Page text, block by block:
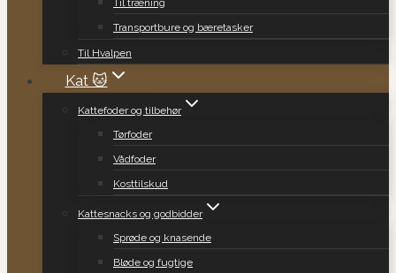
Til træning
Transportbure og bæretasker
Til Hvalpen
Kat 🐱
Kattefoder og tilbehør
Tørfoder
Vådfoder
Kosttilskud
Kattesnacks og godbidder
Sprøde og knasende
Bløde og fugtige